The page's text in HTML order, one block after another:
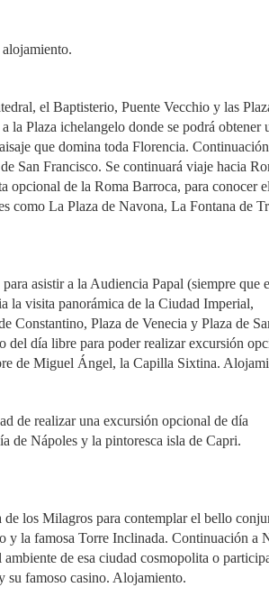
el Baptisterio, Puente Vecchio y las
la Plaza ichelangelo donde se podrá obtener
que domina toda Florencia. Continuación
San Francisco. Se continuará viaje hacia
opcional de la Roma Barroca, para conocer el
como La Plaza de Navona, La Fontana de
asistir a la Audiencia Papal (siempre que
la visita panorámica de la Ciudad Imperial,
Constantino, Plaza de Venecia y Plaza de
del día libre para poder realizar excursión
de Miguel Ángel, la Capilla Sixtina.
de realizar una excursión opcional de día
de Nápoles y la pintoresca isla de Capri.
de los Milagros para contemplar el bello
y la famosa Torre Inclinada. Continuación a
de esa ciudad cosmopolita o
su famoso casino. Alojamiento.